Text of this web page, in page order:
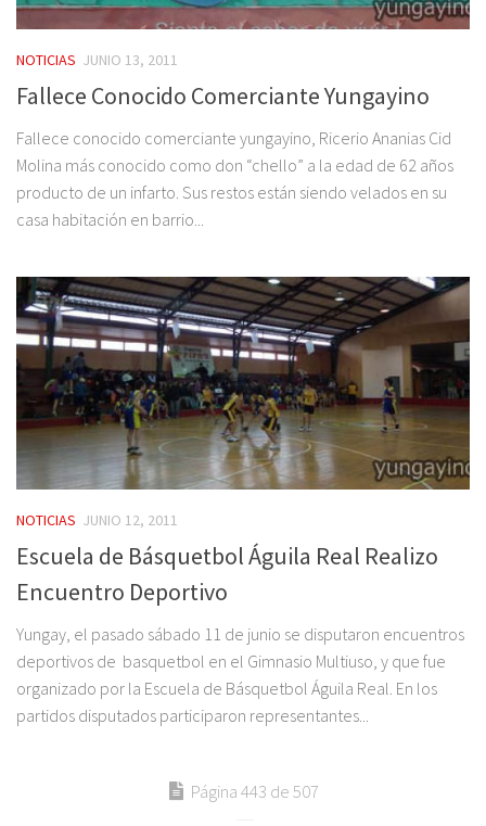
NOTICIAS JUNIO 13, 2011
Fallece Conocido Comerciante Yungayino
Fallece conocido comerciante yungayino, Ricerio Ananias Cid
Molina más conocido como don “chello” a la edad de 62 años
producto de un infarto. Sus restos están siendo velados en su
casa habitación en barrio...
NOTICIAS JUNIO 12, 2011
Escuela de Básquetbol Águila Real Realizo
Encuentro Deportivo
Yungay, el pasado sábado 11 de junio se disputaron encuentros
deportivos de basquetbol en el Gimnasio Multiuso, y que fue
organizado por la Escuela de Básquetbol Águila Real. En los
partidos disputados participaron representantes...
Página 443 de 507